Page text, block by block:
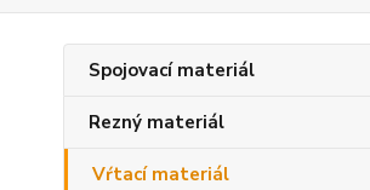
Spojovací materiál
Rezný materiál
Vŕtací materiál